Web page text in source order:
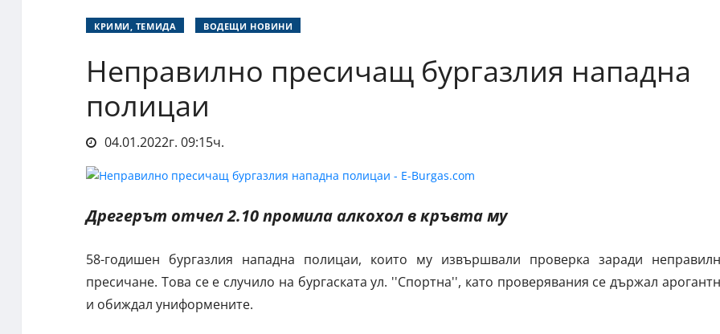
КРИМИ, ТЕМИДА ВОДЕЩИ НОВИНИ
Неправилно пресичащ бургазлия нападна
полицаи
04.01.2022г. 09:15ч.
Дрегерът отчел 2.10 промила алкохол в кръвта му
58-годишен бургазлия нападна полицаи, които му извършвали проверка заради
пресичане. Това се е случило на бургаската ул. ''Спортна'', като проверявания се държал
и обиждал униформените.